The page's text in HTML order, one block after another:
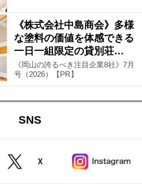
《株式会社中島商会》多様
な塗料の価値を体感できる
一日一組限定の貸別荘…
《岡山の誇るべき注目企業8社》7月
号（2026）【PR】
SNS